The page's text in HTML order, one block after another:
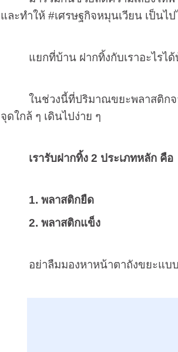
และทำให้ #เศรษฐกิจหมุนเวียน เป็นไ
แยกที่บ้าน ฝากทิ้งกับเราอะไรได้
ในช่วงนี้ที่ปริมาณขยะพลาสติกจ
จุดใกล้ ๆ เดินไปง่าย ๆ
เรารับฝากทิ้ง 2 ประเภทหลัก คือ
1. พลาสติกยืด
2. พลาสติกแข็ง
อย่าลืมมองหาหน้าตาถังขยะแบ